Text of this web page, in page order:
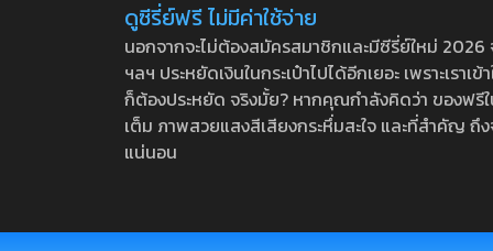
ดูซีรี่ย์ฟรี ไม่มีค่าใช้จ่าย
นอกจากจะไม่ต้องสมัครสมาชิกและมีซีรี่ย์ใหม่
ฯลฯ ประหยัดเงินในกระเป๋าไปได้อีกเยอะ เพราะเร
ก็ต้องประหยัด จริงมั้ย? หากคุณกำลังคิดว่า ของฟ
เต็ม ภาพสวยแสงสีเสียงกระหึ่มสะใจ และที่สำคัญ
แน่นอน